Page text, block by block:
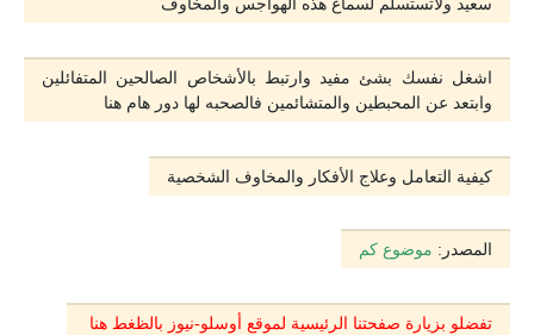
اشغل نفسك بشئ مفيد وارتبط باﻷشخاص الصالحين المتفائلين
وابتعد عن المحبطين والمتشائمين فالصحبه لها دور هام هنا
كيفية التعامل وعلاج الأفكار والمخاوف الشخصية
المصدر: موضوع كم
تفضلو بزيارة صفحتنا الرئيسية لموقع أوسلو-نيوز بالظغط هنا